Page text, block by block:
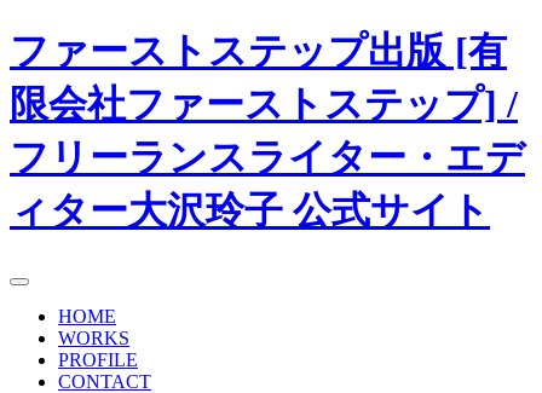
ファーストステップ出版 [有
限会社ファーストステップ] /
フリーランスライター・エデ
ィター大沢玲子 公式サイト
HOME
WORKS
PROFILE
CONTACT